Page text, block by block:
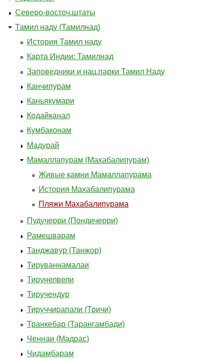
Северо-восточ.штаты
Тамил наду (Тамилнад)
История Тамил наду
Карта Индии: Тамилнад
Заповедники и нац.парки Тамил Наду
Канчипурам
Каньякумари
Кодайканал
Кумбаконам
Мадурай
Мамаллапурам (Махабалипурам)
Живые камни Мамаллапурама
История Махабалипурама
Пляжи Махабалипурама
Пудучерри (Пондичерри)
Рамешварам
Танджавур (Танжор)
Тируваннамалаи
Тирунелвели
Тиручендур
Тируччирапали (Тричи)
Транкебар (Тарангамбади)
Ченнаи (Мадрас)
Чидамбарам